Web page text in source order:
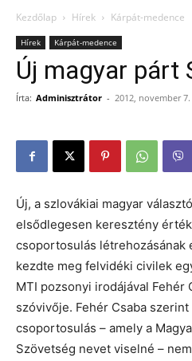
Kezdőlap Hírek Kárpát-medence
Hírek Kárpát-medence
Új magyar párt
Írta: Adminisztrátor - 2012, november 7.
Új, a szlovákiai magyar
elsődlegesen keresztény
csoportosulás létrehozásának
kezdte meg felvidéki civilek
MTI pozsonyi irodájával Fehér
szóvivője. Fehér Csaba
csoportosulás – amely a
Szövetség nevet viselné –